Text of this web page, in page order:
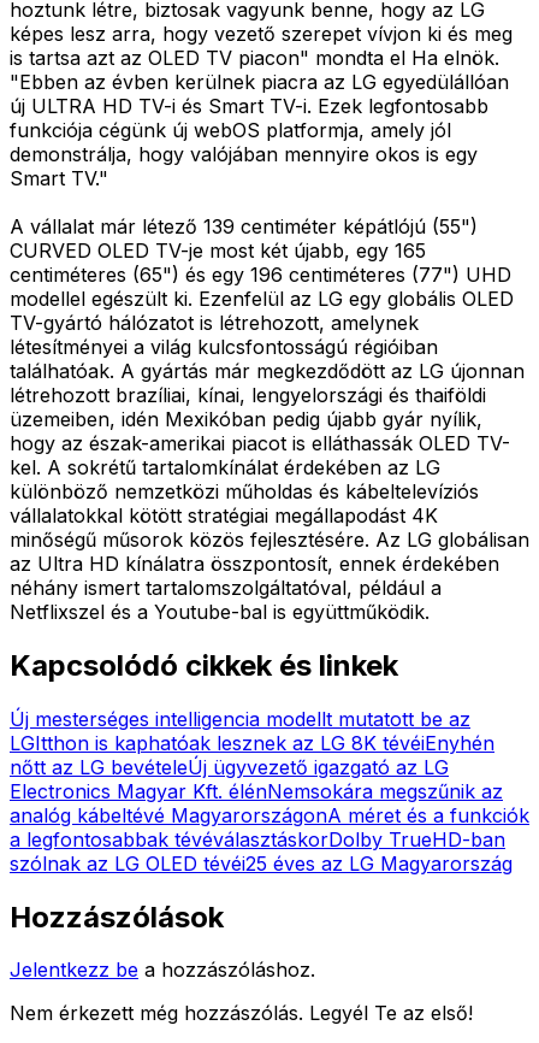
hoztunk létre, biztosak vagyunk benne, hogy az LG
képes lesz arra, hogy vezető szerepet vívjon ki és meg
is tartsa azt az OLED TV piacon" mondta el Ha elnök.
"Ebben az évben kerülnek piacra az LG egyedülállóan
új ULTRA HD TV-i és Smart TV-i. Ezek legfontosabb
funkciója cégünk új webOS platformja, amely jól
demonstrálja, hogy valójában mennyire okos is egy
Smart TV."
A vállalat már létező 139 centiméter képátlójú (55")
CURVED OLED TV-je most két újabb, egy 165
centiméteres (65") és egy 196 centiméteres (77") UHD
modellel egészült ki. Ezenfelül az LG egy globális OLED
TV-gyártó hálózatot is létrehozott, amelynek
létesítményei a világ kulcsfontosságú régióiban
találhatóak. A gyártás már megkezdődött az LG újonnan
létrehozott brazíliai, kínai, lengyelországi és thaiföldi
üzemeiben, idén Mexikóban pedig újabb gyár nyílik,
hogy az észak-amerikai piacot is elláthassák OLED TV-
kel. A sokrétű tartalomkínálat érdekében az LG
különböző nemzetközi műholdas és kábeltelevíziós
vállalatokkal kötött stratégiai megállapodást 4K
minőségű műsorok közös fejlesztésére. Az LG globálisan
az Ultra HD kínálatra összpontosít, ennek érdekében
néhány ismert tartalomszolgáltatóval, például a
Netflixszel és a Youtube-bal is együttműködik.
Kapcsolódó cikkek és linkek
Új mesterséges intelligencia modellt mutatott be az
LGItthon is kaphatóak lesznek az LG 8K tévéiEnyhén
nőtt az LG bevételeÚj ügyvezető igazgató az LG
Electronics Magyar Kft. élénNemsokára megszűnik az
analóg kábeltévé MagyarországonA méret és a funkciók
a legfontosabbak tévéválasztáskorDolby TrueHD-ban
szólnak az LG OLED tévéi25 éves az LG Magyarország
Hozzászólások
Jelentkezz be a hozzászóláshoz.
Nem érkezett még hozzászólás. Legyél Te az első!